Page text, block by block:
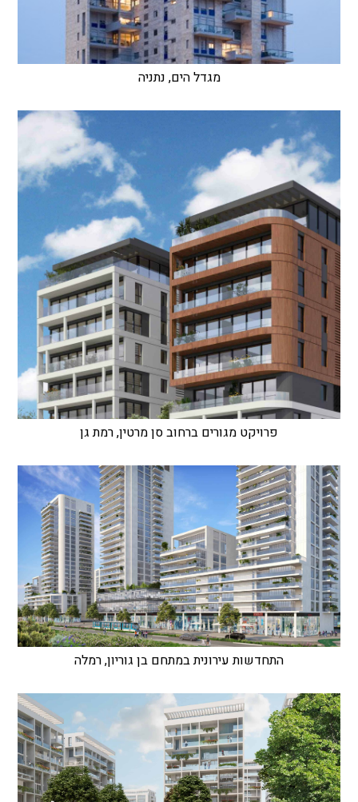
מגדל הים, נתניה
פרויקט מגורים ברחוב סן מרטין, רמת גן
התחדשות עירונית במתחם בן גוריון, רמלה